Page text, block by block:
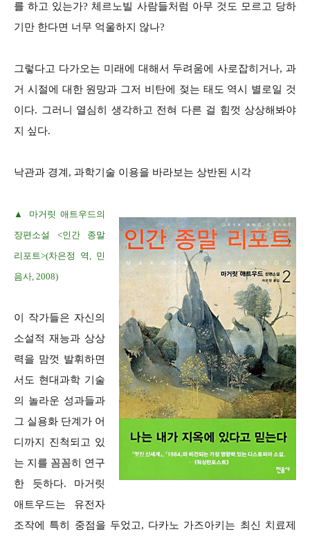
를 하고 있는가? 체르노빌 사람들처럼 아무 것도 모르고 당하
기만 한다면 너무 억울하지 않나?
그렇다고 다가오는 미래에 대해서 두려움에 사로잡히거나, 과
거 시절에 대한 원망과 그저 비탄에 젖는 태도 역시 별로일 것
이다. 그러니 열심히 생각하고 전혀 다른 걸 힘껏 상상해봐야
지 싶다.
낙관과 경계, 과학기술 이용을 바라보는 상반된 시각
▲ 마거릿 애트우드의
장편소설 <인간 종말
리포트>(차은정 역, 민
음사, 2008)
이 작가들은 자신의
소설적 재능과 상상
력을 맘껏 발휘하면
서도 현대과학 기술
의 놀라운 성과들과
그 실용화 단계가 어
디까지 진척되고 있
는 지를 꼼꼼히 연구
한 듯하다. 마거릿
애트우드는 유전자
조작에 특히 중점을 두었고, 다카노 가즈아키는 최신 치료제